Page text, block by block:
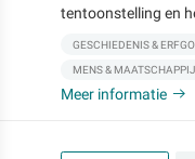
tentoonstelling en
GESCHIEDENIS &
MENS & MAATSCHAPPIJ
Meer informatie